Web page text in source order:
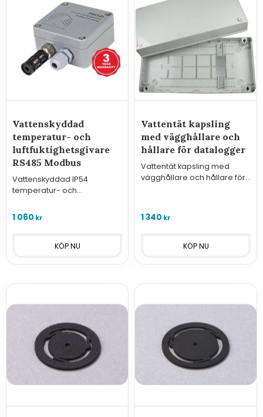
Vattenskyddad
temperatur- och
luftfuktighetsgivare
RS485 Modbus
Vattenskyddad IP54
temperatur- och
RS485 Modbus RTU.
1 060 kr
Vattentät kapsling
med vägghållare och
hållare för datalogger
Vattentät kapsling med
vägghållare och hållare för
1 340 kr